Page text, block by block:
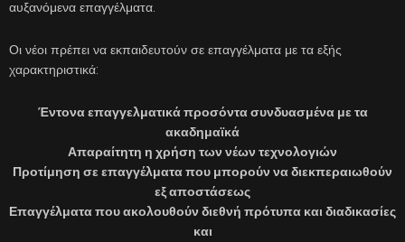
αυξανόμενα επαγγέλματα.
Οι νέοι πρέπει να εκπαιδευτούν σε επαγγέλματα με τα εξής
χαρακτηριστικά:
Έντονα επαγγελματικά προσόντα συνδυασμένα με τα
ακαδημαϊκά
Απαραίτητη η χρήση των νέων τεχνολογιών
Προτίμηση σε επαγγέλματα που μπορούν να διεκπεραιωθούν
εξ αποστάσεως
Επαγγέλματα που ακολουθούν διεθνή πρότυπα και διαδικασίες
και